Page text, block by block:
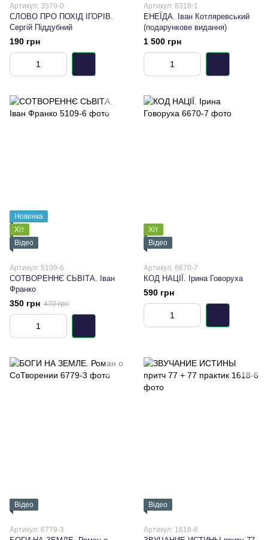
Артикул: 3579-0
СЛОВО ПРО ПОХІД ІГОРІВ.
Сергій Піддубний
190 грн
Артикул: 8318-1
ЕНЕЇДА. Іван Котляревський
(подарункове видання)
1 500 грн
Новинка
Хіт
Відео
Артикул: 5109-6
СОТВОРЕННЄ СЬВІТА. Іван
Франко
350 грн 470 грн
Хіт
Відео
Артикул: 6670-7
КОД НАЦІЇ. Ірина Говоруха
590 грн
Відео
Артикул: 6779-3
Відео
Артикул: 1618-6